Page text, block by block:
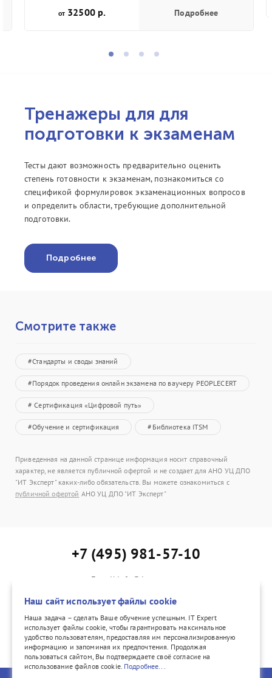
от 32500 р. Подробнее
Тренажеры для для
подготовки к экзаменам
Тесты дают возможность предварительно оценить
степень готовности к экзаменам, познакомиться со
спецификой формулировок экзаменационных вопросов
и определить области, требующие дополнительной
подготовки.
Подробнее
Смотрите также
#Стандарты и своды знаний
#Порядок проведения онлайн экзамена по ваучеру PEOPLECERT
# Сертификация «Цифровой путь»
#Обучение и сертификация #Библиотека ITSM
Приведенная на данной странице информация носит справочный
характер, не является публичной офертой и не создает для АНО УЦ ДПО
"ИТ Эксперт" каких-либо обязательств. Вы можете ознакомиться с
публичной офертой АНО УЦ ДПО "ИТ Эксперт"
+7 (495) 981-57-10
E-mail:info@itexpert.ru
vk.com/itexpertvk/
Наш сайт использует файлы cookie
Наша задача – сделать Ваше обучение успешным. IT Expert
использует файлы cookie, чтобы гарантировать максимальное
удобство пользователям, предоставляя им персонализированную
информацию и запоминая их предпочтения. Продолжая
пользоваться сайтом, Вы подтверждаете своё согласие на
использование файлов cookie. Подробнее...